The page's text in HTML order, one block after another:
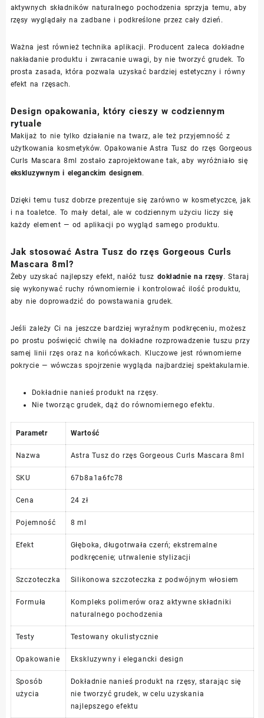
aktywnych składników naturalnego pochodzenia sprzyja temu, aby
rzęsy wyglądały na zadbane i podkreślone przez cały dzień.
Ważna jest również technika aplikacji. Producent zaleca dokładne
nakładanie produktu i zwracanie uwagi, by nie tworzyć grudek. To
prosta zasada, która pozwala uzyskać bardziej estetyczny i równy
efekt na rzęsach.
Design opakowania, który cieszy w codziennym
rytuale
Makijaż to nie tylko działanie na twarz, ale też przyjemność z
użytkowania kosmetyków. Opakowanie Astra Tusz do rzęs Gorgeous
Curls Mascara 8ml zostało zaprojektowane tak, aby wyróżniało się
ekskluzywnym i eleganckim designem.
Dzięki temu tusz dobrze prezentuje się zarówno w kosmetyczce, jak
i na toaletce. To mały detal, ale w codziennym użyciu liczy się
każdy element — od aplikacji po wygląd samego produktu.
Jak stosować Astra Tusz do rzęs Gorgeous Curls
Mascara 8ml?
Żeby uzyskać najlepszy efekt, nałóż tusz dokładnie na rzęsy. Staraj
się wykonywać ruchy równomiernie i kontrolować ilość produktu,
aby nie doprowadzić do powstawania grudek.
Jeśli zależy Ci na jeszcze bardziej wyraźnym podkręceniu, możesz
po prostu poświęcić chwilę na dokładne rozprowadzenie tuszu przy
samej linii rzęs oraz na końcówkach. Kluczowe jest równomierne
pokrycie — wówczas spojrzenie wygląda najbardziej spektakularnie.
Dokładnie nanieś produkt na rzęsy.
Nie tworząc grudek, dąż do równomiernego efektu.
Parametr Wartość
Nazwa Astra Tusz do rzęs Gorgeous Curls Mascara 8ml
SKU 67b8a1a6fc78
Cena 24 zł
Pojemność 8 ml
Efekt
Głęboka, długotrwała czerń; ekstremalne
podkręcenie; utrwalenie stylizacji
Szczoteczka Silikonowa szczoteczka z podwójnym włosiem
Formuła
Kompleks polimerów oraz aktywne składniki
naturalnego pochodzenia
Testy Testowany okulistycznie
Opakowanie Ekskluzywny i elegancki design
Sposób
użycia
Dokładnie nanieś produkt na rzęsy, starając się
nie tworzyć grudek, w celu uzyskania
najlepszego efektu